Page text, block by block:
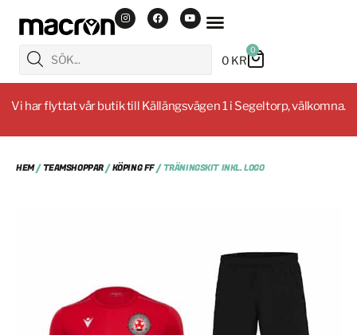
0 KR
0
Vi har flyttat vår butik till Källängsvägen 1 i Segeltorp, välkomna.
HEM/TEAMSHOPPAR/KÖPING FF/ TRÄNINGSKIT INKL. LOGO